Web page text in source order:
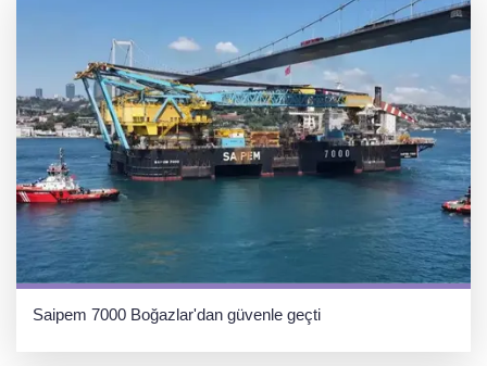
Saipem 7000 Boğazlar'dan güvenle geçti